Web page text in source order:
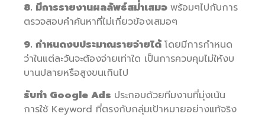
8. มีการรายงานผลลัพธ์สม่ำเสมอ พร้อมๆไปกับการ
ตรวจสอบคำค้นหาที่ไม่เกี่ยวข้องเสมอๆ
9. กำหนดงบประมาณรายจ่ายได้ โดยมีการกำหนด
ว่าในแต่ละวันจะต้องจ่ายเท่าใด เป็นการควบคุมไม่ให้งบ
บานปลายหรือสูงขนเกินไป
รับทำ Google Ads ประกอบด้วยทีมงานที่มุ่งเน้น
การใช้ Keyword ที่ตรงกับกลุ่มเป้าหมายอย่างแท้จริง